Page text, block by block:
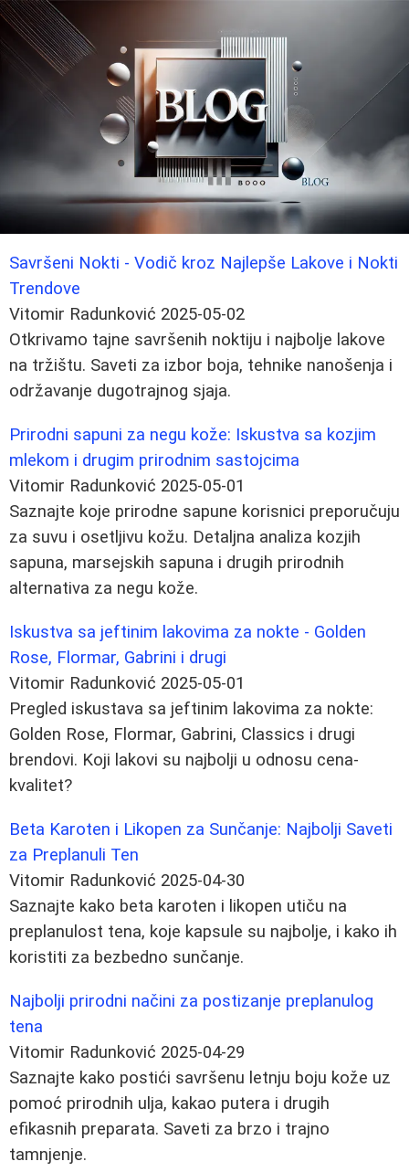
Savršeni Nokti - Vodič kroz Najlepše Lakove i Nokti
Trendove
Vitomir Radunković 2025-05-02
Otkrivamo tajne savršenih noktiju i najbolje lakove
na tržištu. Saveti za izbor boja, tehnike nanošenja i
održavanje dugotrajnog sjaja.
Prirodni sapuni za negu kože: Iskustva sa kozjim
mlekom i drugim prirodnim sastojcima
Vitomir Radunković 2025-05-01
Saznajte koje prirodne sapune korisnici preporučuju
za suvu i osetljivu kožu. Detaljna analiza kozjih
sapuna, marsejskih sapuna i drugih prirodnih
alternativa za negu kože.
Iskustva sa jeftinim lakovima za nokte - Golden
Rose, Flormar, Gabrini i drugi
Vitomir Radunković 2025-05-01
Pregled iskustava sa jeftinim lakovima za nokte:
Golden Rose, Flormar, Gabrini, Classics i drugi
brendovi. Koji lakovi su najbolji u odnosu cena-
kvalitet?
Beta Karoten i Likopen za Sunčanje: Najbolji Saveti
za Preplanuli Ten
Vitomir Radunković 2025-04-30
Saznajte kako beta karoten i likopen utiču na
preplanulost tena, koje kapsule su najbolje, i kako ih
koristiti za bezbedno sunčanje.
Najbolji prirodni načini za postizanje preplanulog
tena
Vitomir Radunković 2025-04-29
Saznajte kako postići savršenu letnju boju kože uz
pomoć prirodnih ulja, kakao putera i drugih
efikasnih preparata. Saveti za brzo i trajno
tamnjenje.